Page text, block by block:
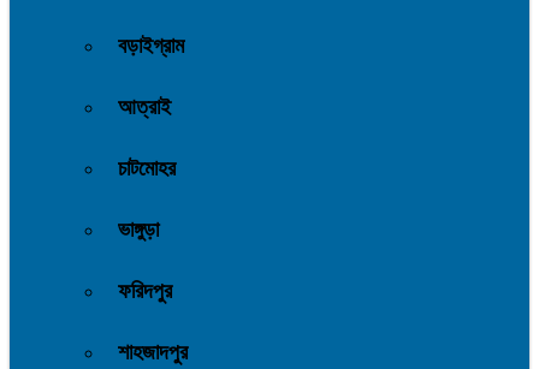
বড়াইগ্রাম
আত্রাই
চাটমোহর
ভাঙ্গুড়া
ফরিদপুর
শাহজাদপুর